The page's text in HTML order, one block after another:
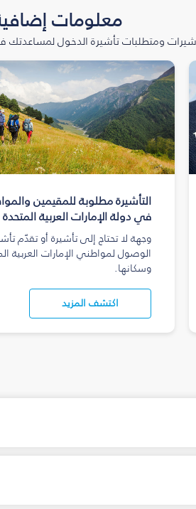
معلومات
ومتطلبات تأشيرة الدخول لمساعدتك
التأشيرة مطلوبة للمقيمين
في دولة الإمارات العربية المتحدة
وجهة لا تحتاج إلى تأشيرة أو تقدّم
الوصول لمواطني الإمارات العربية
وسكانها.
اكتشف المزيد